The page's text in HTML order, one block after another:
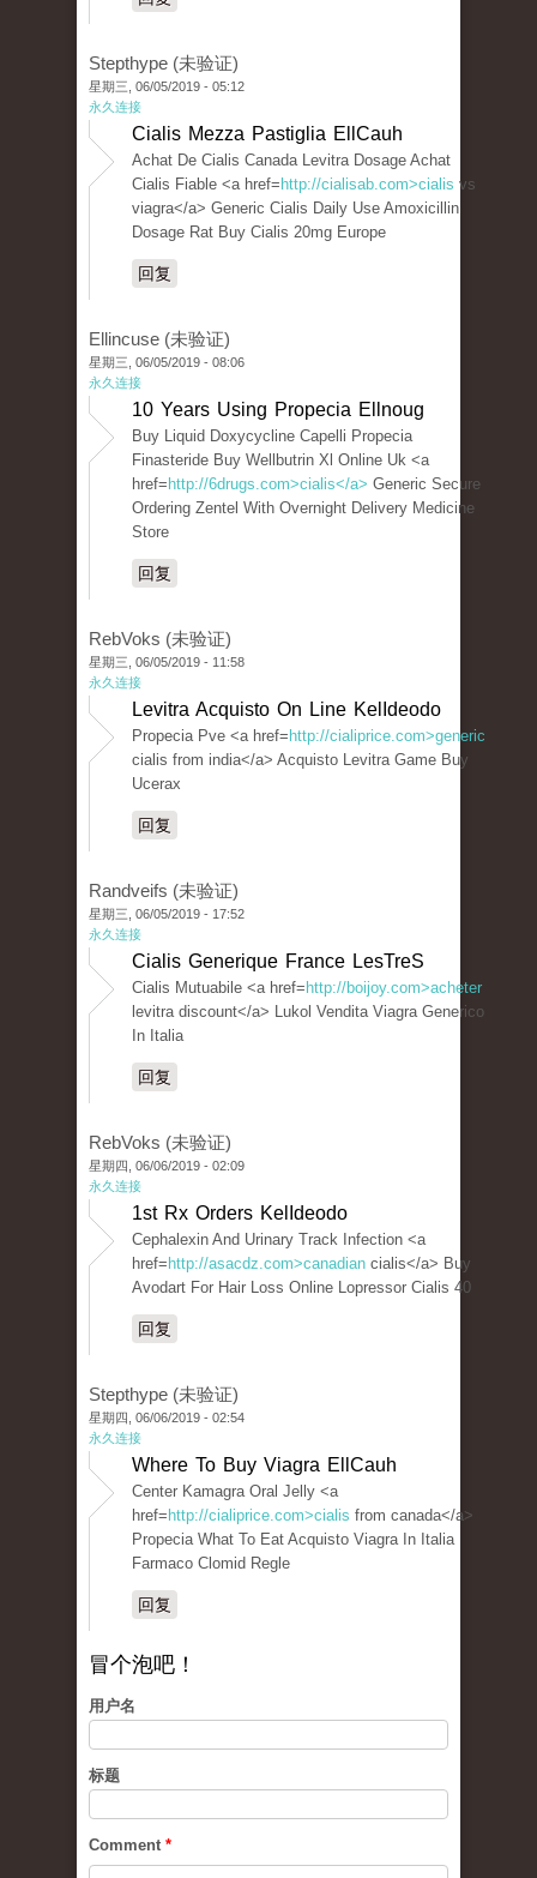
Stepthype (未验证)
星期三, 06/05/2019 - 05:12
永久连接
Cialis Mezza Pastiglia EllCauh
Achat De Cialis Canada Levitra Dosage Achat
Cialis Fiable <a href= http://cialisab.com>cialis vs
viagra</a> Generic Cialis Daily Use Amoxicillin
Dosage Rat Buy Cialis 20mg Europe
回复
Ellincuse (未验证)
星期三, 06/05/2019 - 08:06
永久连接
10 Years Using Propecia Ellnoug
Buy Liquid Doxycycline Capelli Propecia
Finasteride Buy Wellbutrin Xl Online Uk <a
href= http://6drugs.com>cialis</a> Generic Secure
Ordering Zentel With Overnight Delivery Medicine
Store
回复
RebVoks (未验证)
星期三, 06/05/2019 - 11:58
永久连接
Levitra Acquisto On Line KelIdeodo
Propecia Pve <a href= http://cialiprice.com>generic
cialis from india</a> Acquisto Levitra Game Buy
Ucerax
回复
Randveifs (未验证)
星期三, 06/05/2019 - 17:52
永久连接
Cialis Generique France LesTreS
Cialis Mutuabile <a href= http://boijoy.com>acheter
levitra discount</a> Lukol Vendita Viagra Generico
In Italia
回复
RebVoks (未验证)
星期四, 06/06/2019 - 02:09
永久连接
1st Rx Orders KelIdeodo
Cephalexin And Urinary Track Infection <a
href= http://asacdz.com>canadian cialis</a> Buy
Avodart For Hair Loss Online Lopressor Cialis 40
回复
Stepthype (未验证)
星期四, 06/06/2019 - 02:54
永久连接
Where To Buy Viagra EllCauh
Center Kamagra Oral Jelly <a
href= http://cialiprice.com>cialis from canada</a>
Propecia What To Eat Acquisto Viagra In Italia
Farmaco Clomid Regle
回复
冒个泡吧！
用户名
标题
Comment *